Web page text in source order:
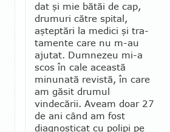
dat şi mie bătăi de cap,
drumuri către spital,
aşteptări la medici şi tra­
tamente care nu m-au
ajutat. Dum­nezeu mi-a
scos în cale această
minunată revistă, în care
am găsit drumul
vindecării. Aveam doar 27
de ani când am fost
diagnosticat cu polipi pe